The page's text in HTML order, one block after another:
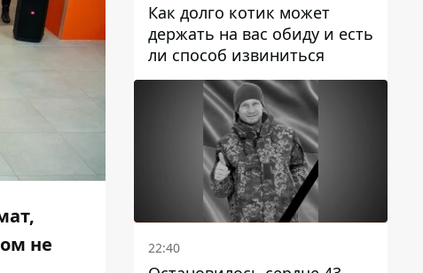
не
Как долго котик может
держать на вас обиду и есть
ли способ извиниться
22:40